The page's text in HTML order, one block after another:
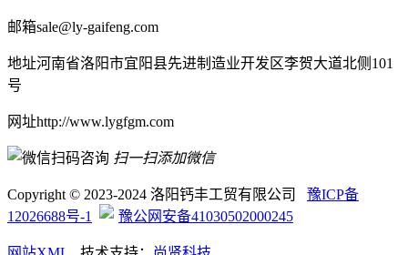
邮箱sale@ly-gaifeng.com
地址河南省洛阳市宜阳县先进制造业开发区李贺大道北侧101
号
网址http://www.lygfgm.com
扫一扫添加微信
Copyright © 2023-2024 洛阳钙丰工贸有限公司 豫ICP备
12026688号-1
豫公网安备41030502000245